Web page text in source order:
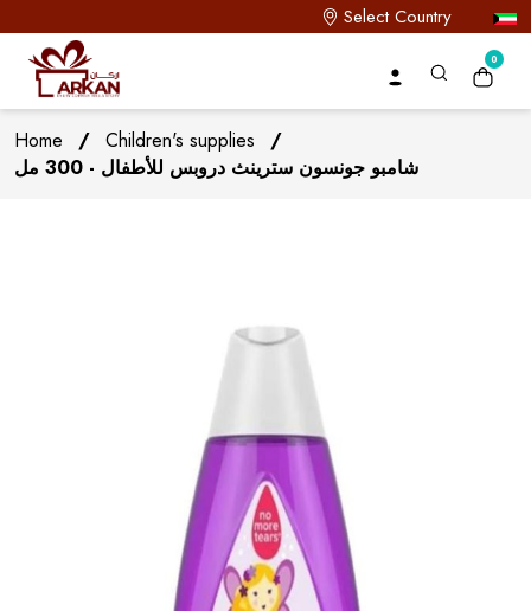
Select Country
0
Home / Children's supplies
/
شامبو جونسون سترينث دروبس للأطفال - 300 مل